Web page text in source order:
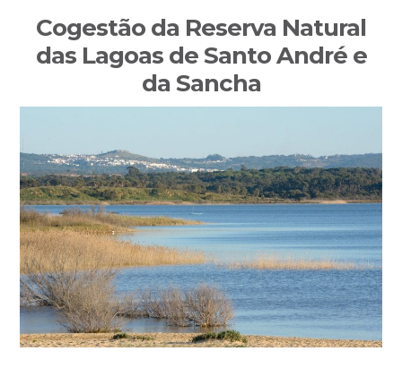
Cogestão da Reserva Natural
das Lagoas de Santo André e
da Sancha
Sidebar
primária